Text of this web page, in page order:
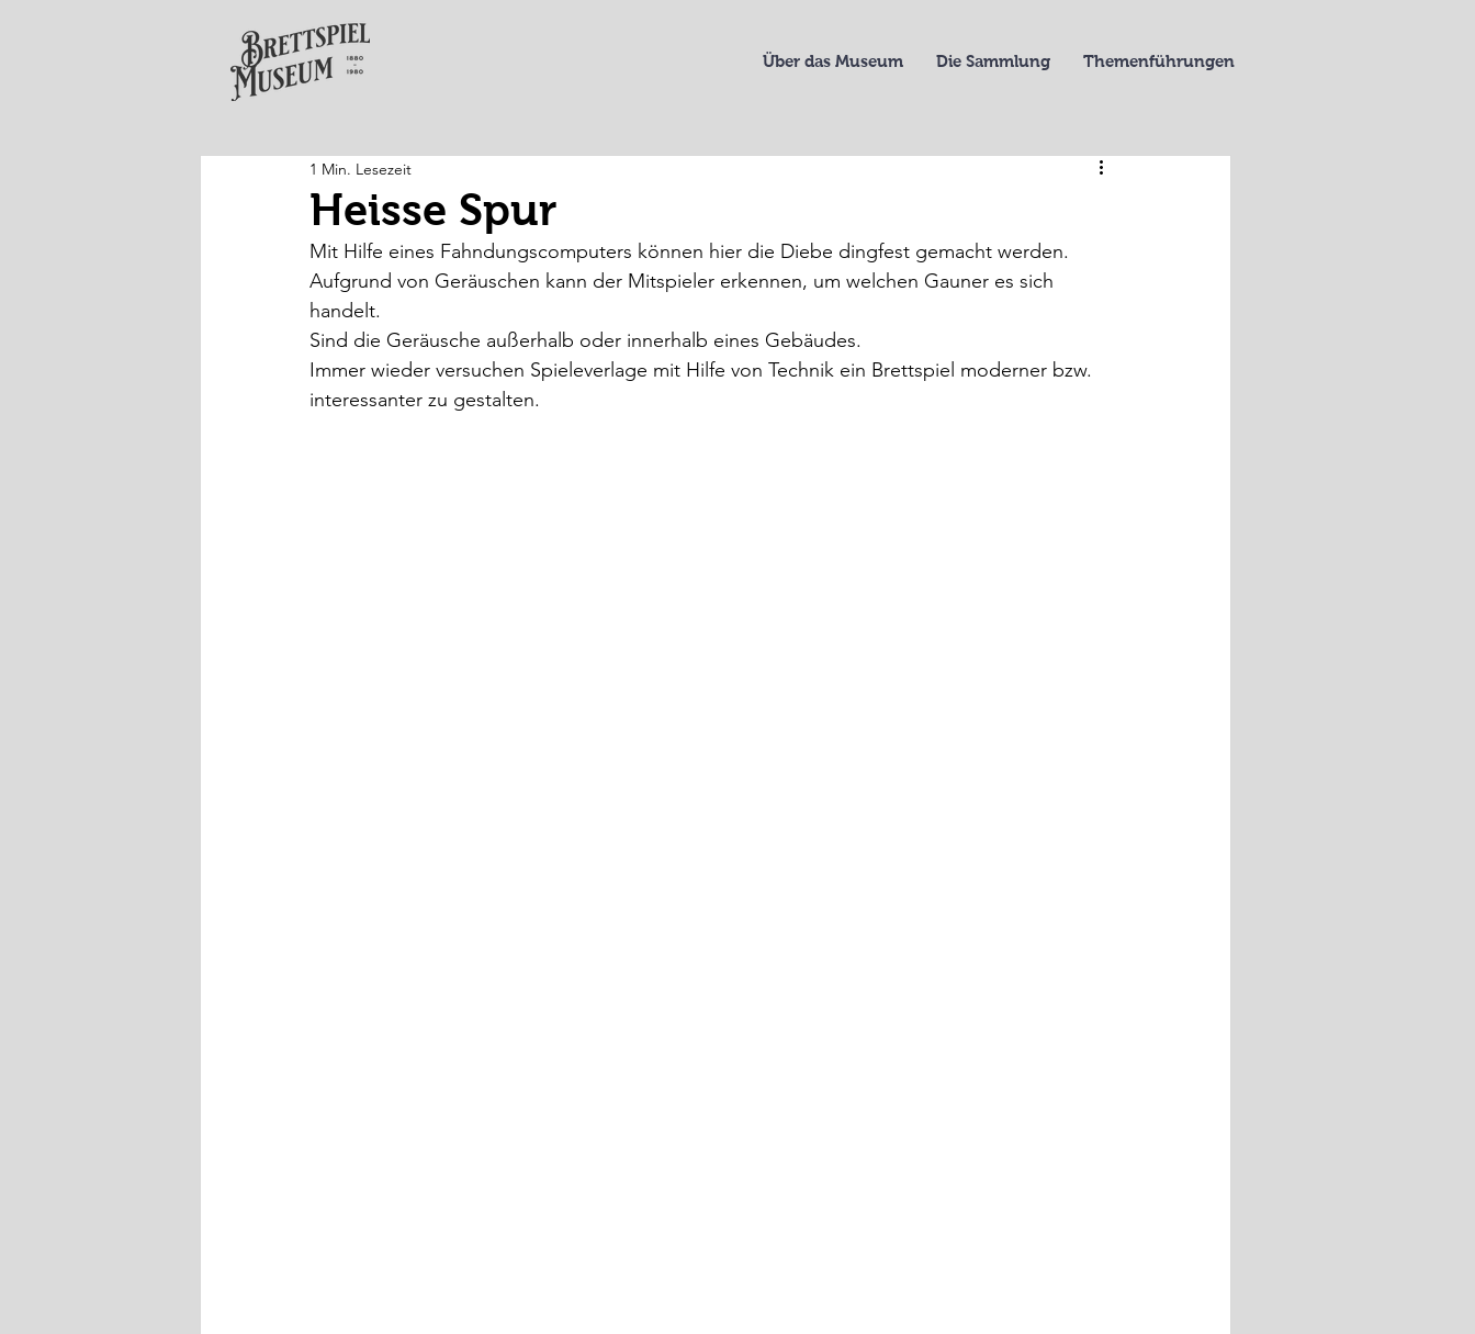
Über das Museum Die Sammlung Themenführungen
Heisse Spur
1 Min. Lesezeit
Mit Hilfe eines Fahndungscomputers können hier die Diebe dingfest gemacht werden.
Aufgrund von Geräuschen kann der Mitspieler erkennen, um welchen Gauner es sich
handelt.
Sind die Geräusche außerhalb oder innerhalb eines Gebäudes.
Immer wieder versuchen Spieleverlage mit Hilfe von Technik ein Brettspiel moderner bzw.
interessanter zu gestalten.